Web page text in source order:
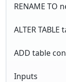
RENAME TO
ALTER TABLE
ADD table
Inputs